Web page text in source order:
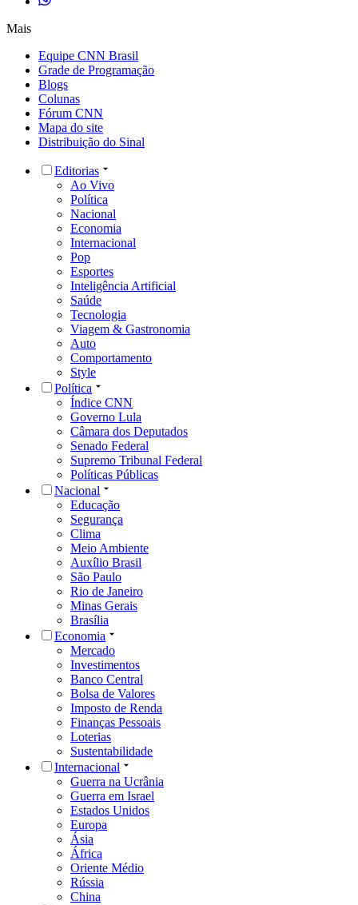
Mais
Equipe CNN Brasil
Grade de Programação
Blogs
Colunas
Fórum CNN
Mapa do site
Distribuição do Sinal
Editorias
Ao Vivo
Política
Nacional
Economia
Internacional
Pop
Esportes
Inteligência Artificial
Saúde
Tecnologia
Viagem & Gastronomia
Auto
Comportamento
Style
Política
Índice CNN
Governo Lula
Câmara dos Deputados
Senado Federal
Supremo Tribunal Federal
Políticas Públicas
Nacional
Educação
Segurança
Clima
Meio Ambiente
Auxílio Brasil
São Paulo
Rio de Janeiro
Minas Gerais
Brasília
Economia
Mercado
Investimentos
Banco Central
Bolsa de Valores
Imposto de Renda
Finanças Pessoais
Loterias
Sustentabilidade
Internacional
Guerra na Ucrânia
Guerra em Israel
Estados Unidos
Europa
Ásia
África
Oriente Médio
Rússia
China